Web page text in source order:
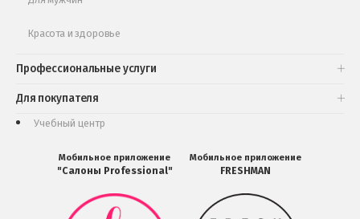
Красота и здоровье
Профессиональные услуги
Для покупателя
Учебный центр
Мобильное приложение
"Салоны Professional"
Мобильное
приложение
Мобильное приложение
FRESHMAN
Мобильное
приложение